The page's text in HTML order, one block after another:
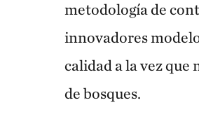
metodología de
innovadores
calidad a la vez
de bosques.